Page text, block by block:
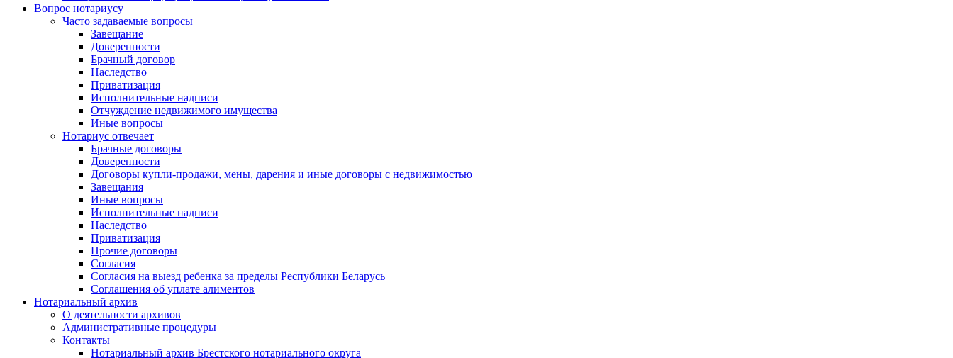
Вопрос нотариусу
Часто задаваемые вопросы
Завещание
Доверенности
Брачный договор
Наследство
Приватизация
Исполнительные надписи
Отчуждение недвижимого имущества
Иные вопросы
Нотариус отвечает
Брачные договоры
Доверенности
Договоры купли-продажи, мены, дарения и иные договоры с недвижимостью
Завещания
Иные вопросы
Исполнительные надписи
Наследство
Приватизация
Прочие договоры
Согласия
Согласия на выезд ребенка за пределы Республики Беларусь
Соглашения об уплате алиментов
Нотариальный архив
О деятельности архивов
Административные процедуры
Контакты
Нотариальный архив Брестского нотариального округа